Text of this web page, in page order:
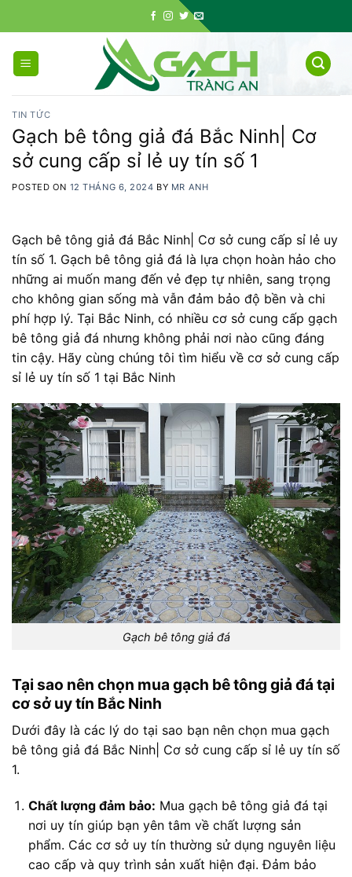
to
content
TIN TỨC
Gạch bê tông giả đá Bắc Ninh| Cơ
sở cung cấp sỉ lẻ uy tín số 1
POSTED ON 12 THÁNG 6, 2024 BY MR ANH
Gạch bê tông giả đá Bắc Ninh| Cơ sở cung cấp sỉ lẻ uy
tín số 1. Gạch bê tông giả đá là lựa chọn hoàn hảo cho
những ai muốn mang đến vẻ đẹp tự nhiên, sang trọng
cho không gian sống mà vẫn đảm bảo độ bền và chi
phí hợp lý. Tại Bắc Ninh, có nhiều cơ sở cung cấp gạch
bê tông giả đá nhưng không phải nơi nào cũng đáng
tin cậy. Hãy cùng chúng tôi tìm hiểu về cơ sở cung cấp
sỉ lẻ uy tín số 1 tại Bắc Ninh
Gạch bê tông giả đá
Tại sao nên chọn mua gạch bê tông giả đá tại
cơ sở uy tín Bắc Ninh
Dưới đây là các lý do tại sao bạn nên chọn mua gạch
bê tông giả đá Bắc Ninh| Cơ sở cung cấp sỉ lẻ uy tín số
1.
Chất lượng đảm bảo: Mua gạch bê tông giả đá tại
nơi uy tín giúp bạn yên tâm về chất lượng sản
phẩm. Các cơ sở uy tín thường sử dụng nguyên liệu
cao cấp và quy trình sản xuất hiện đại. Đảm bảo